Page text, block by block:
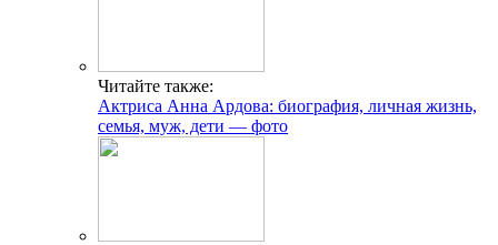
Читайте также:
Актриса Анна Ардова: биография, личная жизнь,
семья, муж, дети — фото